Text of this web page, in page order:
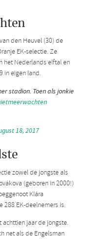
den Heuvel (30) de
EK-selectie. Ze
het Nederlands elftal en
in eigen land.
stadion. Toen als jonkie
18, 2017
zowel de jongste als
(geboren in 2000!)
Klára
288 EK-deelnemers is.
achttien jaar de jongste.
net als de Engelsman